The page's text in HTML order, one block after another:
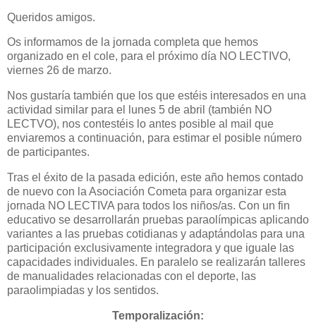
Queridos amigos.
Os informamos de la jornada completa que hemos
organizado en el cole, para el próximo día NO LECTIVO,
viernes 26 de marzo.
Nos gustaría también que los que estéis interesados en una
actividad similar para el lunes 5 de abril (también NO
LECTVO), nos contestéis lo antes posible al mail que
enviaremos a continuación, para estimar el posible número
de participantes.
Tras el éxito de la pasada edición, este año hemos contado
de nuevo con la Asociación Cometa para organizar esta
jornada NO LECTIVA para todos los niños/as. Con un fin
educativo se desarrollarán pruebas paraolímpicas aplicando
variantes a las pruebas cotidianas y adaptándolas para una
participación exclusivamente integradora y que iguale las
capacidades individuales. En paralelo se realizarán talleres
de manualidades relacionadas con el deporte, las
paraolimpiadas y los sentidos.
Temporalización: